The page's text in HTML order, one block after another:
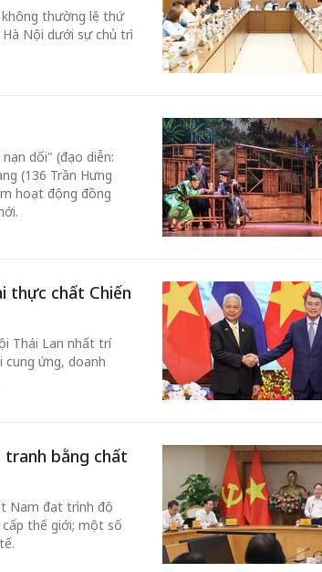
thường lệ thứ
Nội dưới sự chủ trì
dối" (đạo diễn:
(136 Trần Hưng
hoạt động đồng
thực chất Chiến
Thái Lan nhất trí
ứng, doanh
tranh bằng chất
Nam đạt trình độ
thế giới; một số